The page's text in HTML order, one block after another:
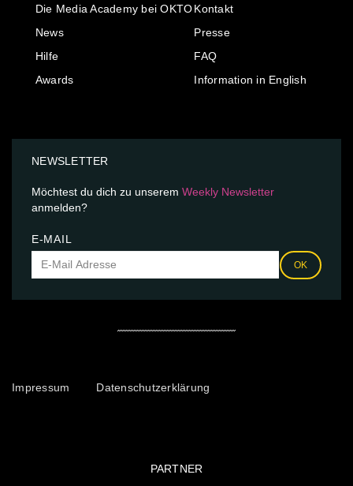
Die Media Academy bei OKTO
News
Hilfe
Awards
Kontakt
Presse
FAQ
Information in English
NEWSLETTER
Möchtest du dich zu unserem Weekly Newsletter
anmelden?
E-MAIL
OK
Impressum Datenschutzerklärung
PARTNER